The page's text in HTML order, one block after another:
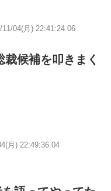
11/04(月) 22:41:24.06
候補を叩きまく
月) 22:49:36.04